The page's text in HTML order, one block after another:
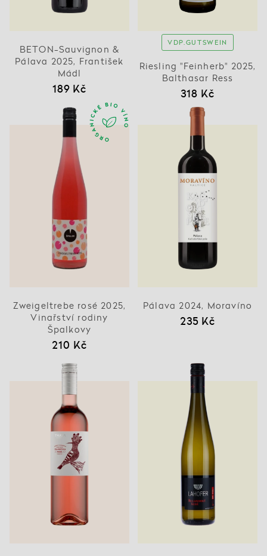
BETON-Sauvignon &
Pálava 2025, František
Mádl
189 Kč
VDP.GUTSWEIN
Riesling "Feinherb" 2025,
Balthasar Ress
318 Kč
Zweigeltrebe rosé 2025,
Vinařství rodiny
Špalkovy
210 Kč
Pálava 2024, Moravíno
235 Kč